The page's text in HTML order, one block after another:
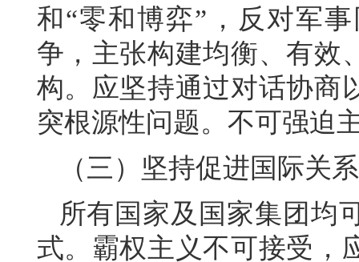
和“零和博弈”，反对军
争，主张构建均衡、有效
构。应坚持通过对话协商
突根源性问题。不可强迫
（三）坚持促进国际关
所有国家及国家集团均
式。霸权主义不可接受，